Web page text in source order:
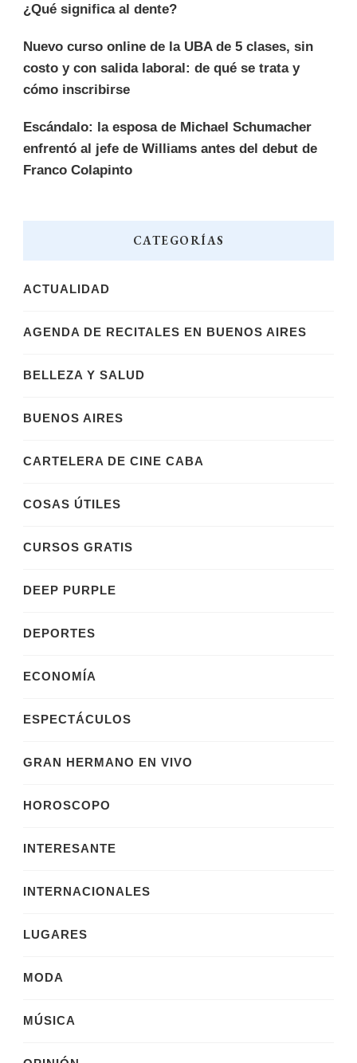
¿Qué significa al dente?
Nuevo curso online de la UBA de 5 clases, sin
costo y con salida laboral: de qué se trata y
cómo inscribirse
Escándalo: la esposa de Michael Schumacher
enfrentó al jefe de Williams antes del debut de
Franco Colapinto
CATEGORÍAS
ACTUALIDAD
AGENDA DE RECITALES EN BUENOS AIRES
BELLEZA Y SALUD
BUENOS AIRES
CARTELERA DE CINE CABA
COSAS ÚTILES
CURSOS GRATIS
DEEP PURPLE
DEPORTES
ECONOMÍA
ESPECTÁCULOS
GRAN HERMANO EN VIVO
HOROSCOPO
INTERESANTE
INTERNACIONALES
LUGARES
MODA
MÚSICA